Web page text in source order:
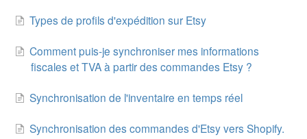
Affiliate Marketplace
Etsy Integration
Etsy Integration - Italian
Etsy Integration - French
Types de profils d'expédition sur Etsy
Comment puis-je synchroniser mes informations
fiscales et TVA à partir des commandes Etsy ?
Synchronisation de l'inventaire en temps réel
Synchronisation des commandes d'Etsy vers Shopify.